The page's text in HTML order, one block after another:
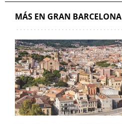
MÁS EN GRAN BARCELONA